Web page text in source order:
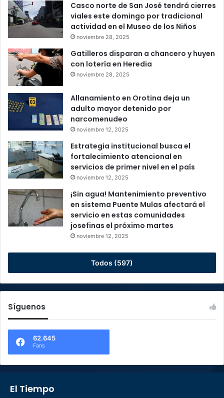
Casco norte de San José tendrá cierres
viales este domingo por tradicional
actividad en el Museo de los Niños
noviembre 28, 2025
Gatilleros disparan a chancero y huyen
con lotería en Heredia
noviembre 28, 2025
Allanamiento en Orotina deja un
adulto mayor detenido por
narcomenudeo
noviembre 12, 2025
Estrategia institucional busca el
fortalecimiento atencional en
servicios de primer nivel en el país
noviembre 12, 2025
¡Sin agua! Mantenimiento preventivo
en sistema Puente Mulas afectará el
servicio en estas comunidades
josefinas el próximo martes
noviembre 12, 2025
Todos (597)
Síguenos
62.645
Fans
El Tiempo